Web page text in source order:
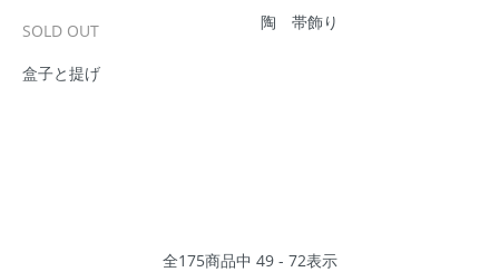
SOLD OUT
盒子と提げ
陶 帯飾り
全175商品中 49 - 72表示